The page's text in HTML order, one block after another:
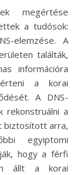
a tudósok:
elemzése. A
találták,
információra
a korai
A DNS-
rekonstruálni a
biztosított arra,
egyiptomi
hogy a férfi
állt a korai